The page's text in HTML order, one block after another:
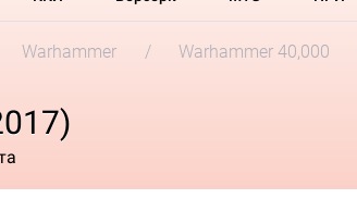
Warhammer Warhammer 40,000